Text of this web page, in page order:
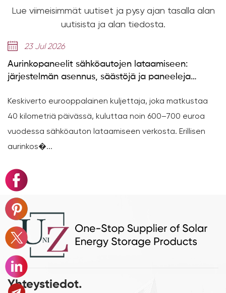
Lue viimeisimmät uutiset ja pysy ajan tasalla alan
uutisista ja alan tiedosta.
lataamiseen:
ja paneeleja
joka matkustaa
600–700 euroa
verkosta. Erillisen
314 Ah:n solujen selitys:
saavuttaa yli 8 000 sykliä
314 Ah:n suuren kapasiteetin
GE-F -sarja saavuttaa 8 000
luvuilla on taipumus hämärtyä
Yhteystiedot.